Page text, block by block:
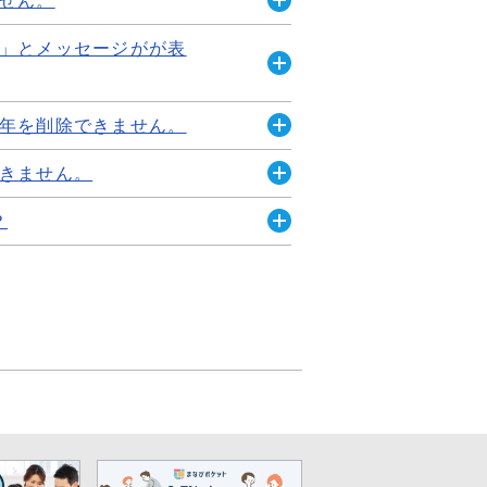
く
児童・生徒の場合、1年1組が
開
く
イル自...
とメッセージがが表
く
がが表示されてクラスが削除
者アカウントからユーザー管
...
を削除できません。
開
く
ません。
ザー管理画面＞クラス設定
を削除...
ません。
開
く
開